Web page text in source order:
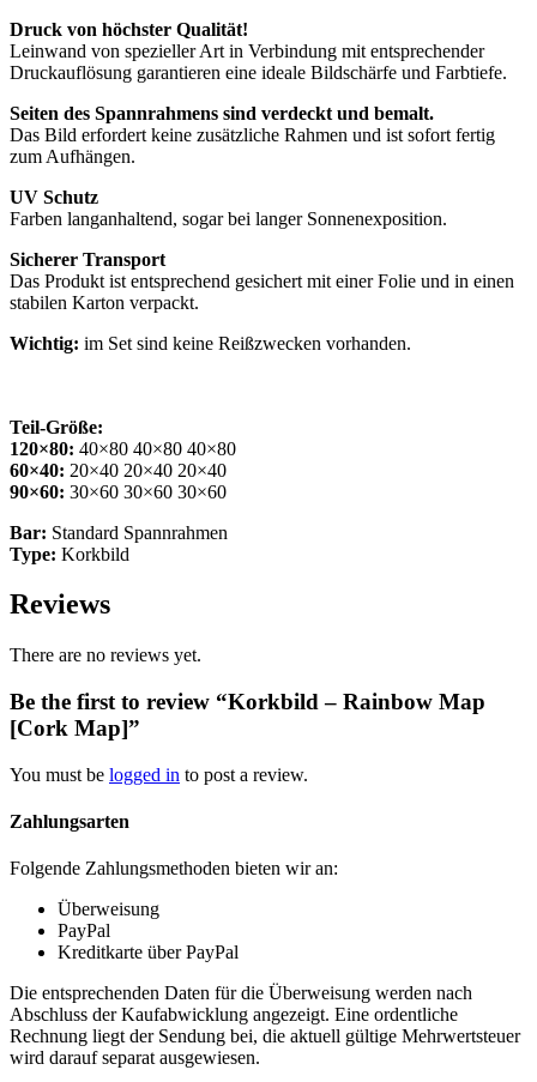
Druck von höchster Qualität!
Leinwand von spezieller Art in Verbindung mit entsprechender
Druckauflösung garantieren eine ideale Bildschärfe und Farbtiefe.
Seiten des Spannrahmens sind verdeckt und bemalt.
Das Bild erfordert keine zusätzliche Rahmen und ist sofort fertig
zum Aufhängen.
UV Schutz
Farben langanhaltend, sogar bei langer Sonnenexposition.
Sicherer Transport
Das Produkt ist entsprechend gesichert mit einer Folie und in einen
stabilen Karton verpackt.
Wichtig: im Set sind keine Reißzwecken vorhanden.
Teil-Größe:
120×80: 40×80 40×80 40×80
60×40: 20×40 20×40 20×40
90×60: 30×60 30×60 30×60
Bar: Standard Spannrahmen
Type: Korkbild
Reviews
There are no reviews yet.
Be the first to review “Korkbild – Rainbow Map
[Cork Map]”
You must be logged in to post a review.
Zahlungsarten
Folgende Zahlungsmethoden bieten wir an:
Überweisung
PayPal
Kreditkarte über PayPal
Die entsprechenden Daten für die Überweisung werden nach
Abschluss der Kaufabwicklung angezeigt. Eine ordentliche
Rechnung liegt der Sendung bei, die aktuell gültige Mehrwertsteuer
wird darauf separat ausgewiesen.